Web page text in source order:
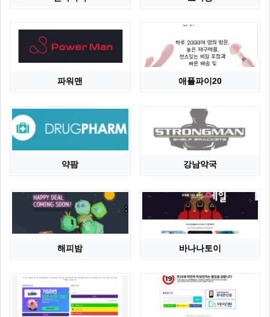
파워맨 애플파이20
약팜 강남약국
해피밤 바나나토이